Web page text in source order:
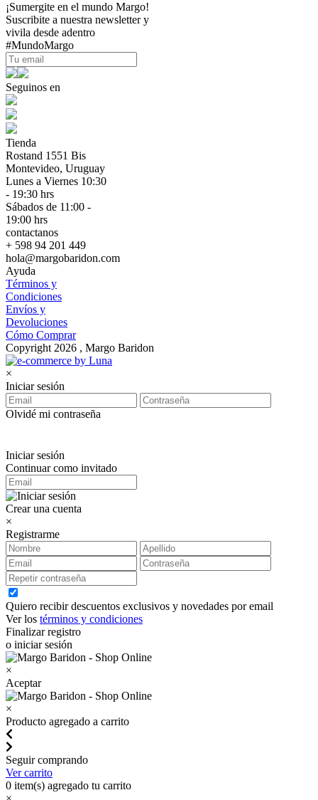
¡Sumergite en el mundo Margo!
Suscribite a nuestra newsletter y
vivila desde adentro
#MundoMargo
Seguinos en
Tienda
Rostand 1551 Bis
Montevideo, Uruguay
Lunes a Viernes 10:30
- 19:30 hrs
Sábados de 11:00 -
19:00 hrs
contactanos
+ 598 94 201 449
hola@margobaridon.com
Ayuda
Términos y
Condiciones
Envíos y
Devoluciones
Cómo Comprar
Copyright 2026 , Margo Baridon
×
Iniciar sesión
Olvidé mi contraseña
Iniciar sesión
Continuar como invitado
Crear una cuenta
×
Registrarme
Quiero recibir descuentos exclusivos y novedades por email
Ver los términos y condiciones
Finalizar registro
o iniciar sesión
×
Aceptar
×
Producto agregado a carrito
Seguir comprando
Ver carrito
0 item(s) agregado tu carrito